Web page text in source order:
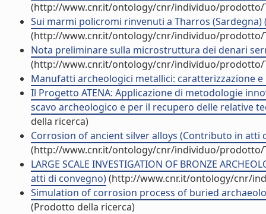
(http://www.cnr.it/ontology/cnr/individuo/prodotto/
Sui marmi policromi rinvenuti a Tharros (Sardegna)
(http://www.cnr.it/ontology/cnr/individuo/prodotto/
Nota preliminare sulla microstruttura dei denari
(http://www.cnr.it/ontology/cnr/individuo/prodotto/
Manufatti archeologici metallici: caratterizzazione
Il Progetto ATENA: Applicazione di metodologie
scavo archeologico e per il recupero delle relative
della ricerca)
Corrosion of ancient silver alloys (Contributo in atti
(http://www.cnr.it/ontology/cnr/individuo/prodotto/
LARGE SCALE INVESTIGATION OF BRONZE
atti di convegno)(http://www.cnr.it/ontology/cnr/
Simulation of corrosion process of buried
(Prodotto della ricerca)